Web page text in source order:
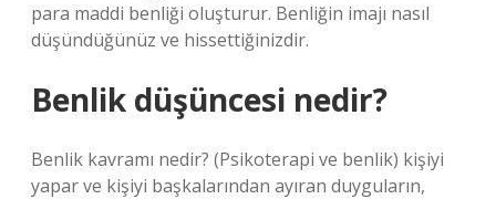
para maddi benliği oluşturur. Benliğin imajı nasıl
düşündüğünüz ve hissettiğinizdir.
Benlik düşüncesi nedir?
Benlik kavramı nedir? (Psikoterapi ve benlik) kişiyi
yapar ve kişiyi başkalarından ayıran duyguların,